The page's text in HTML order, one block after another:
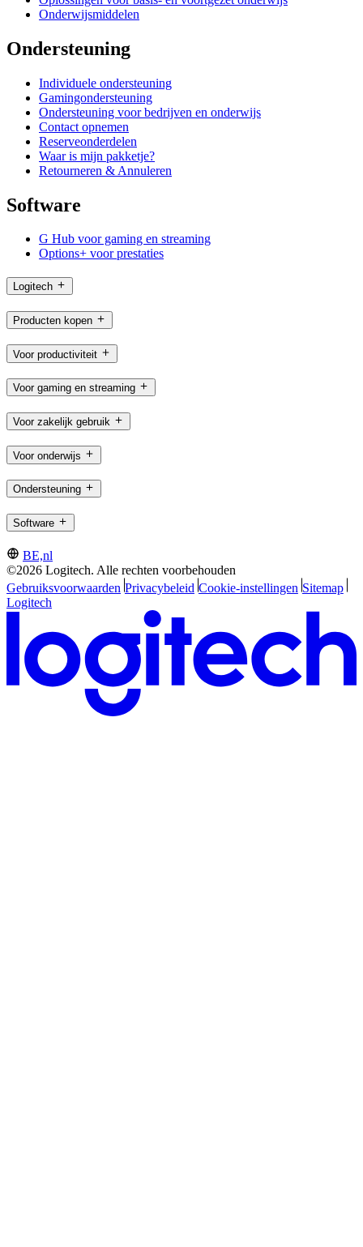
Onderwijsmiddelen
Ondersteuning
Individuele ondersteuning
Gamingondersteuning
Ondersteuning voor bedrijven en onderwijs
Contact opnemen
Reserveonderdelen
Waar is mijn pakketje?
Retourneren & Annuleren
Software
G Hub voor gaming en streaming
Options+ voor prestaties
Logitech
Producten kopen
Voor productiviteit
Voor gaming en streaming
Voor zakelijk gebruik
Voor onderwijs
Ondersteuning
Software
BE,nl
©2026 Logitech. Alle rechten voorbehouden
Gebruiksvoorwaarden Privacybeleid Cookie-instellingen Sitemap
Logitech